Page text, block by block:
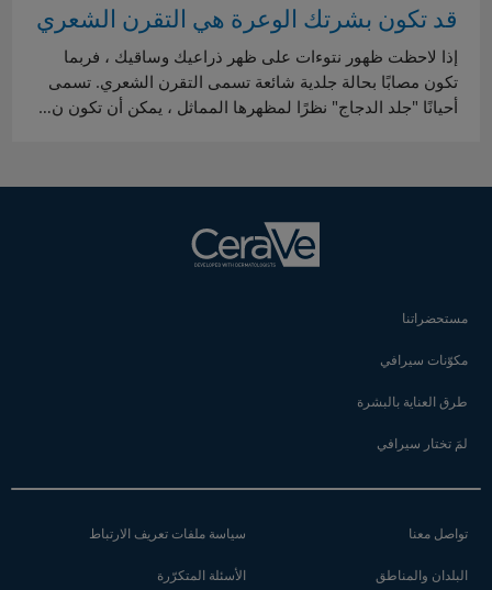
قد تكون بشرتك الوعرة هي التقرن الشعري
إذا لاحظت ظهور نتوءات على ظهر ذراعيك وساقيك ، فربما
تكون مصابًا بحالة جلدية شائعة تسمى التقرن الشعري. تسمى
أحيانًا "جلد الدجاج" نظرًا لمظهرها المماثل ، يمكن أن تكون ن…
مستحضراتنا
مكوّنات سيرافي
طرق العناية بالبشرة
لمَ تختار سيرافي
تواصل معنا سياسة ملفات تعريف الارتباط
البلدان والمناطق الأسئلة المتكرّرة